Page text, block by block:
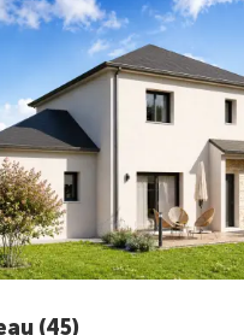
(45)